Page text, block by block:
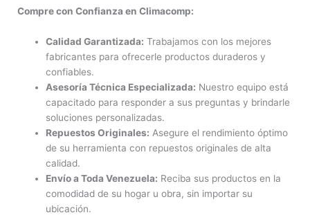
Compre con Confianza en Climacomp:
Calidad Garantizada: Trabajamos con los mejores
fabricantes para ofrecerle productos duraderos y
confiables.
Asesoría Técnica Especializada: Nuestro equipo está
capacitado para responder a sus preguntas y brindarle
soluciones personalizadas.
Repuestos Originales: Asegure el rendimiento óptimo
de su herramienta con repuestos originales de alta
calidad.
Envío a Toda Venezuela: Reciba sus productos en la
comodidad de su hogar u obra, sin importar su
ubicación.